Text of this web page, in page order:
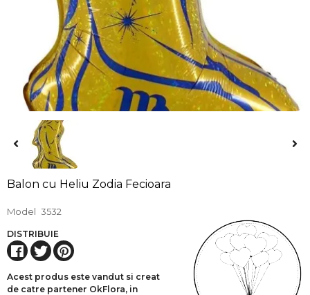
Balon cu Heliu Zodia Fecioara
Model 3532
DISTRIBUIE
Acest produs este vandut si creat
de catre partener OkFlora, in